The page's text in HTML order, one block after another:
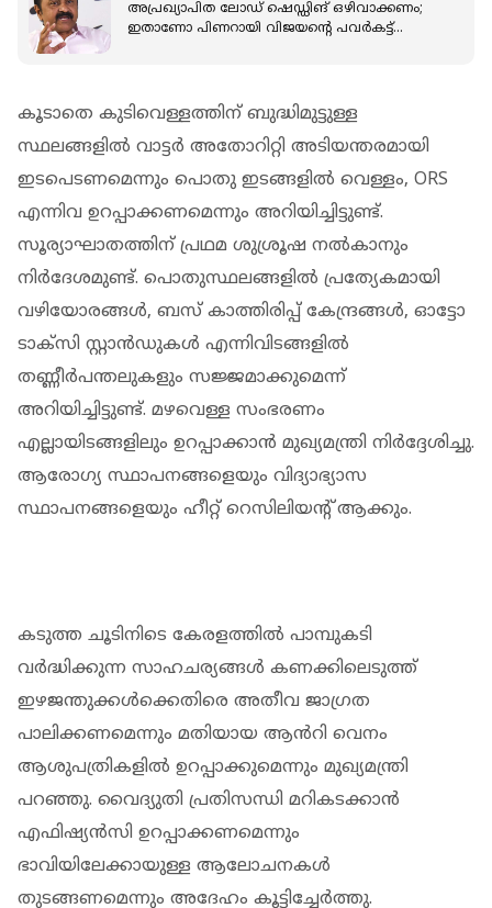
അപ്രഖ്യാപിത ലോഡ് ഷെഡ്ഡിങ് ഒഴിവാക്കണം;
ഇതാണോ പിണറായി വിജയന്റെ പവര്‍കട്ട്
കൂടാതെ കുടിവെള്ളത്തിന് ബുദ്ധിമുട്ടുള്ള
സ്ഥലങ്ങളിൽ വാട്ടർ അതോറിറ്റി അടിയന്തരമായി
ഇടപെടണമെന്നും പൊതു ഇടങ്ങളിൽ വെള്ളം, ORS
എന്നിവ ഉറപ്പാക്കണമെന്നും അറിയിച്ചിട്ടുണ്ട്.
സൂര്യാഘാതത്തിന് പ്രഥമ ശുശ്രൂഷ നൽകാനും
നിർദേശമുണ്ട്. പൊതുസ്ഥലങ്ങളിൽ പ്രത്യേകമായി
വഴിയോരങ്ങൾ, ബസ് കാത്തിരിപ്പ് കേന്ദ്രങ്ങൾ, ഓട്ടോ
ടാക്സി സ്റ്റാൻഡുകൾ എന്നിവിടങ്ങളിൽ
തണ്ണീർപന്തലുകളും സജ്ജമാക്കുമെന്ന്
അറിയിച്ചിട്ടുണ്ട്. മഴവെള്ള സംഭരണം
എല്ലായിടങ്ങളിലും ഉറപ്പാക്കാൻ മുഖ്യമന്ത്രി നിർദ്ദേശിച്ചു.
ആരോഗ്യ സ്ഥാപനങ്ങളെയും വിദ്യാഭ്യാസ
സ്ഥാപനങ്ങളെയും ഹീറ്റ് റെസിലിയൻ്റ് ആക്കും.
കടുത്ത ചൂടിനിടെ കേരളത്തിൽ പാമ്പുകടി
വർദ്ധിക്കുന്ന സാഹചര്യങ്ങൾ കണക്കിലെടുത്ത്
ഇഴജന്തുക്കൾക്കെതിരെ അതീവ ജാഗ്രത
പാലിക്കണമെന്നും മതിയായ ആൻറി വെനം
ആശുപത്രികളിൽ ഉറപ്പാക്കുമെന്നും മുഖ്യമന്ത്രി
പറഞ്ഞു. വൈദ്യുതി പ്രതിസന്ധി മറികടക്കാൻ
എഫിഷ്യൻസി ഉറപ്പാക്കണമെന്നും
ഭാവിയിലേക്കായുള്ള ആലോചനകൾ
തുടങ്ങണമെന്നും അദേഹം കൂട്ടിച്ചേർത്തു.